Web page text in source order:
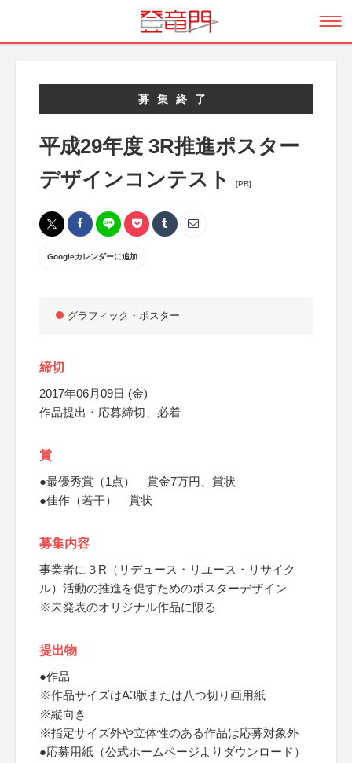
募集終了
平成29年度 3R推進ポスター
デザインコンテスト
[PR]
Googleカレンダーに追加
グラフィック・ポスター
締切
2017年06月09日 (金)
作品提出・応募締切、必着
賞
●最優秀賞（1点） 賞金7万円、賞状
●佳作（若干） 賞状
募集内容
事業者に３R（リデュース・リユース・リサイク
ル）活動の推進を促すためのポスターデザイン
※未発表のオリジナル作品に限る
提出物
●作品
※作品サイズはA3版または八つ切り画用紙
※縦向き
※指定サイズ外や立体性のある作品は応募対象外
●応募用紙（公式ホームページよりダウンロード）